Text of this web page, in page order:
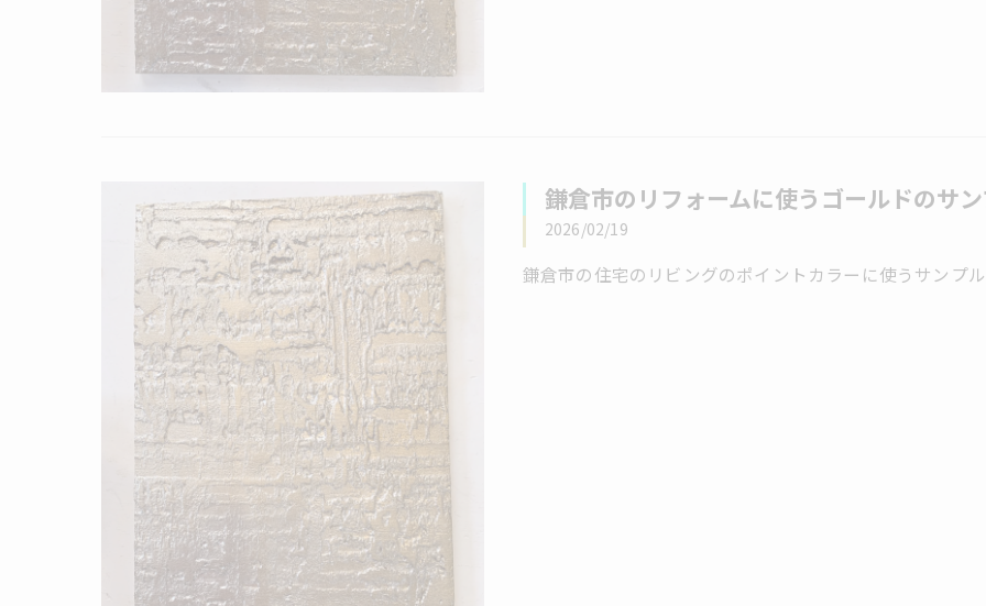
鎌倉市のリフォームに使うゴールドのサン
2026/02/19
鎌倉市の住宅のリビングのポイントカラーに使うサンプル